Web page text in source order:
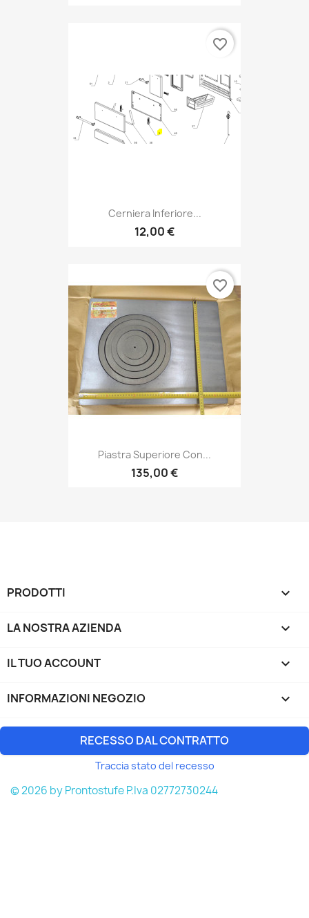
Cerniera Inferiore...
12,00 €
favorite_border
Piastra Superiore Con...
135,00 €
favorite_border
PRODOTTI 
LA NOSTRA AZIENDA 
IL TUO ACCOUNT 
INFORMAZIONI NEGOZIO keyboard_arrow_down
RECESSO DAL CONTRATTO
Traccia stato del recesso
© 2026 by Prontostufe P.Iva 02772730244